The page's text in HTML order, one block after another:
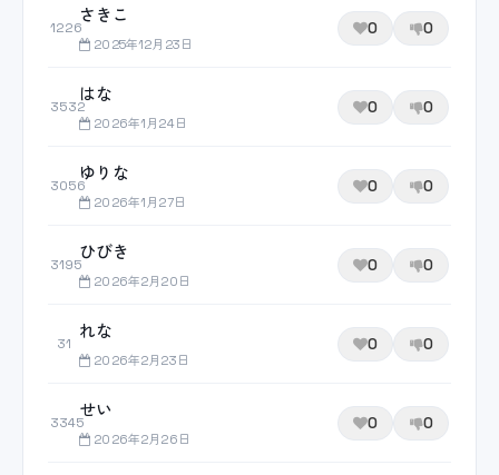
1226
さきこ
2025年12月23日
0 0
3532
はな
2026年1月24日
0 0
3056
ゆりな
2026年1月27日
0 0
3195
ひびき
2026年2月20日
0 0
31
れな
2026年2月23日
0 0
3345
せい
2026年2月26日
0 0